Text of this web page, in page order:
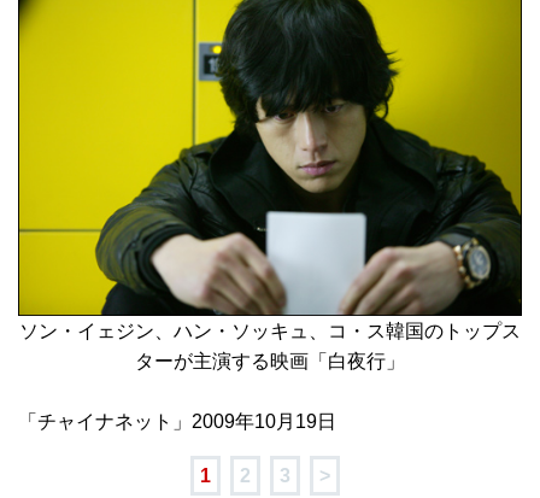
ソン・イェジン、ハン・ソッキュ、コ・ス韓国のトップス
ターが主演する映画「白夜行」
「チャイナネット」2009年10月19日
1 2 3 >